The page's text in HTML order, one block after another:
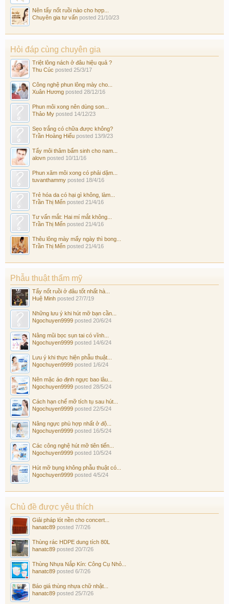
Nên tẩy nốt ruồi nào cho hợp...
Chuyên gia tư vấn posted 21/10/23
Hỏi đáp cùng chuyên gia
Triệt lông nách ở đâu hiệu quả ?
Thu Cúc posted 25/3/17
Công nghệ phun lông mày cho...
Xuân Hương posted 28/12/16
Phun môi xong nên dùng son...
Thảo My posted 14/12/23
Sẹo trắng có chữa được không?
Trần Hoàng Hiếu posted 13/9/23
Tẩy môi thâm bẩm sinh cho nam...
alovn posted 10/11/16
Phun xăm môi xong có phải dặm...
tuvanthammy posted 18/4/16
Trẻ hóa da có hại gì không, làm...
Trần Thị Mến posted 21/4/16
Tư vấn mắt: Hai mí mắt không...
Trần Thị Mến posted 21/4/16
Thêu lông mày mấy ngày thì bong...
Trần Thị Mến posted 21/4/16
Phẫu thuật thẩm mỹ
Tẩy nốt ruồi ở đâu tốt nhất hà...
Huệ Minh posted 27/7/19
Những lưu ý khi hút mỡ bạn cần...
Ngochuyen9999 posted 20/6/24
Nâng mũi bọc sụn tai có vĩnh...
Ngochuyen9999 posted 14/6/24
Lưu ý khi thực hiện phẫu thuật...
Ngochuyen9999 posted 1/6/24
Nên mặc áo định ngực bao lâu...
Ngochuyen9999 posted 28/5/24
Cách hạn chế mỡ tích tụ sau hút...
Ngochuyen9999 posted 22/5/24
Nâng ngực phù hợp nhất ở độ...
Ngochuyen9999 posted 16/5/24
Các công nghệ hút mỡ tiên tiến...
Ngochuyen9999 posted 10/5/24
Hút mỡ bụng không phẫu thuật có...
Ngochuyen9999 posted 4/5/24
Chủ đề được yêu thích
Giải pháp lót nền cho concert...
hanatc89 posted 7/7/26
Thùng rác HDPE dung tích 80L
hanatc89 posted 20/7/26
Thùng Nhựa Nắp Kín: Công Cụ Nhỏ...
hanatc89 posted 6/7/26
Báo giá thùng nhựa chữ nhật...
hanatc89 posted 25/7/26